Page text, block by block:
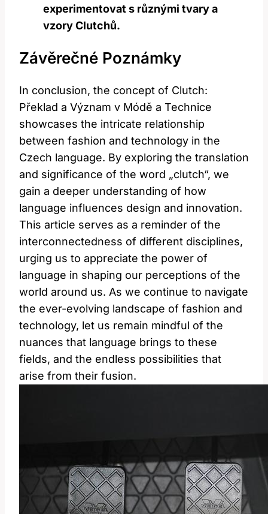
experimentovat s různými tvary a
vzory Clutchů.
Závěrečné Poznámky
In conclusion, the concept of Clutch:
Překlad a Význam v Módě a Technice
showcases the intricate relationship
between fashion and technology in the
Czech language. By exploring the translation
and significance of the word „clutch“, we
gain a deeper understanding of how
language influences design and innovation.
This article serves as a reminder of the
interconnectedness of different disciplines,
urging us to appreciate the power of
language in shaping our perceptions of the
world around us. As we continue to navigate
the ever-evolving landscape of fashion and
technology, let us remain mindful of the
nuances that language brings to these
fields, and the endless possibilities that
arise from their fusion.